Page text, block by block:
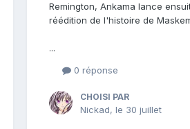
Remington, Ankama lance
réédition de l'histoire de
...
0 réponse
CHOISI PAR
Nickad, le 30 juillet